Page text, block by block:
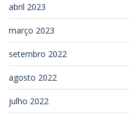
abril 2023
março 2023
setembro 2022
agosto 2022
julho 2022